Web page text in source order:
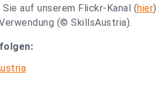
auf unserem Flickr-Kanal (hier)
(© SkillsAustria).